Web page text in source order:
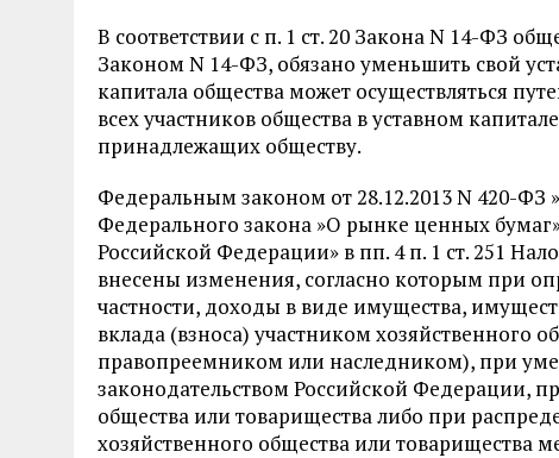
В соответствии с п. 1 ст. 20 Закона N 14-ФЗ
Законом N 14-ФЗ, обязано уменьшить свой
капитала общества может осуществляться
всех участников общества в уставном
принадлежащих обществу.
Федеральным законом от 28.12.2013 N 420-ФЗ
Федерального закона »О рынке ценных
Российской Федерации» в пп. 4 п. 1 ст. 251
внесены изменения, согласно которым при
частности, доходы в виде имущества,
вклада (взноса) участником хозяйственного
правопреемником или наследником), при
законодательством Российской Федерации,
общества или товарищества либо при
хозяйственного общества или товарищества